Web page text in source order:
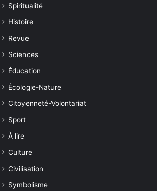
Spiritualité
Histoire
Revue
Sciences
Éducation
Écologie-Nature
Citoyenneté-Volontariat
Sport
À lire
Culture
Civilisation
Symbolisme